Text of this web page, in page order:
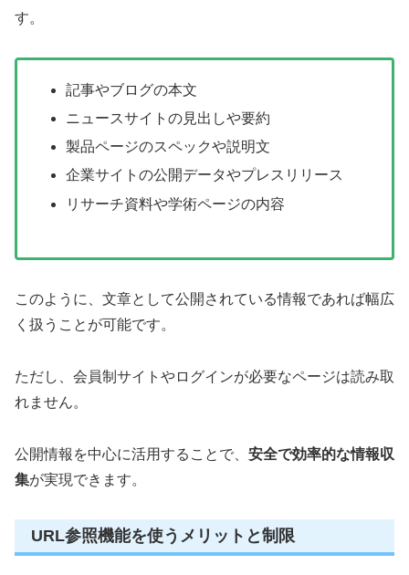
す。
記事やブログの本文
ニュースサイトの見出しや要約
製品ページのスペックや説明文
企業サイトの公開データやプレスリリース
リサーチ資料や学術ページの内容
このように、文章として公開されている情報であれば幅広
く扱うことが可能です。
ただし、会員制サイトやログインが必要なページは読み取
れません。
公開情報を中心に活用することで、 安全で効率的な情報収
集が実現できます。
URL参照機能を使うメリットと制限